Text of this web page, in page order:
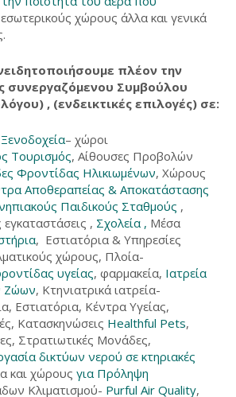
χώρους άλλα και γενικά
πλέον την
συνεργαζόμενου Συμβούλου
, (ενδεικτικές επιλογές) σε:
Ξενοδοχεία– χώροι
Τουρισμός, Αίθουσες Προβολών
Φροντίδας Ηλικιωμένων, Χώρους
Aποθεραπείας & Aποκατάστασης
Παιδικούς Σταθμούς ,
, Σχολεία , Μέσα
, Εστιατόρια & Υπηρεσίες
χώρους, Πλοία-
υγείας, φαρμακεία, Ιατρεία
Ζώων, Κτηνιατρικά ιατρεία-
Εστιατόρια, Κέντρα Υγείας,
Κατασκηνώσεις Healthful Pets,
Στρατιωτικές Μονάδες,
δικτύων νερού σε κτηριακές
και χώρους για Πρόληψη
Κλιματισμού- Purful Air Quality,